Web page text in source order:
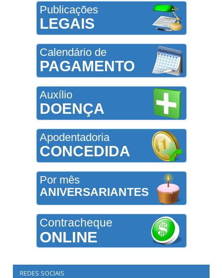
Publicações
LEGAIS
Calendário de
PAGAMENTO
Auxílio
DOENÇA
Apodentadoria
CONCEDIDA
Por mês
ANIVERSARIANTES
Contracheque
ONLINE
REDES SOCIAIS